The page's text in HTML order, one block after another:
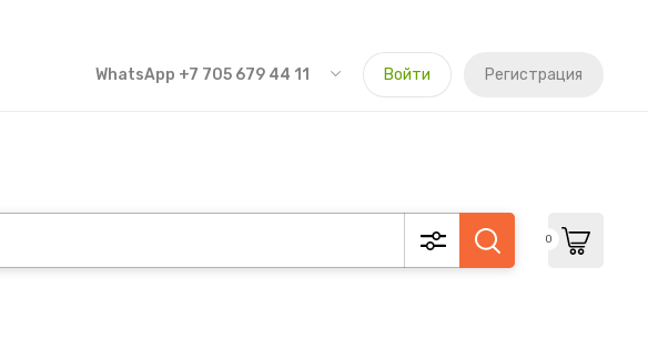
WhatsApp +7 705 679 44 11 Войти Регистрация
0